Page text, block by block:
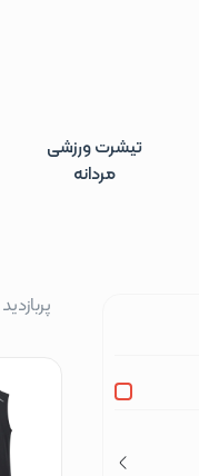
تیشرت ورزشی
مردانه